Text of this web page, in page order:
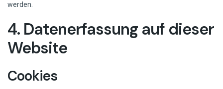
werden.
4. Datenerfassung auf dieser
Website
Cookies